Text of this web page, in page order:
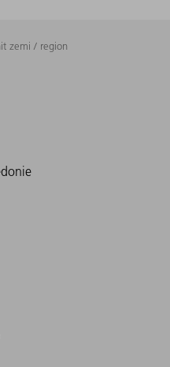
zemi / region